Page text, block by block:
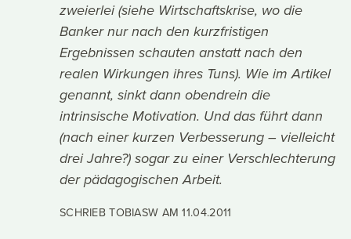
zweierlei (siehe Wirtschaftskrise, wo die
Banker nur nach den kurzfristigen
Ergebnissen schauten anstatt nach den
realen Wirkungen ihres Tuns). Wie im Artikel
genannt, sinkt dann obendrein die
intrinsische Motivation. Und das führt dann
(nach einer kurzen Verbesserung – vielleicht
drei Jahre?) sogar zu einer Verschlechterung
der pädagogischen Arbeit.
SCHRIEB TOBIASW AM11.04.2011